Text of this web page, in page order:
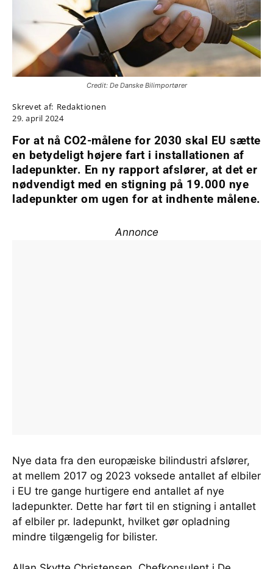
Credit: De Danske Bilimportører
Skrevet af: Redaktionen
29. april 2024
For at nå CO2-målene for 2030 skal EU sætte
en betydeligt højere fart i installationen af
ladepunkter. En ny rapport afslører, at det er
nødvendigt med en stigning på 19.000 nye
ladepunkter om ugen for at indhente målene.
Annonce
Nye data fra den europæiske bilindustri afslører,
at mellem 2017 og 2023 voksede antallet af elbiler
i EU tre gange hurtigere end antallet af nye
ladepunkter. Dette har ført til en stigning i antallet
af elbiler pr. ladepunkt, hvilket gør opladning
mindre tilgængelig for bilister.